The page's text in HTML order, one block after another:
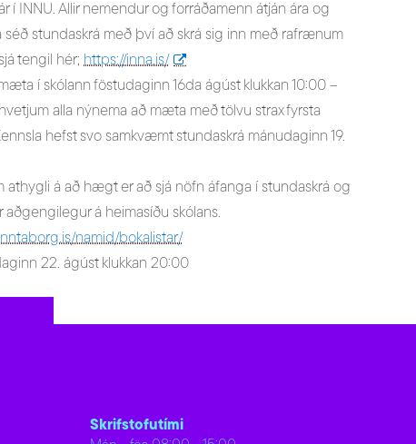
í INNU. Allir nemendur og forráðamenn átján ára og
séð stundaskrá með því að skrá sig inn með rafrænum
tengil hér; https://inna.is/
í skólann föstudaginn 16da ágúst klukkan 10:00 –
alla nýnema að mæta með tölvu strax fyrsta
hefst svo samkvæmt stundaskrá mánudaginn 19.
athygli á að hægt er að sjá nöfn áfanga í stundaskrá og
aðgengilegur á heimasíðu skólans.
namid/bokalistar/
22. ágúst klukkan 20:00
Skrifstofutími